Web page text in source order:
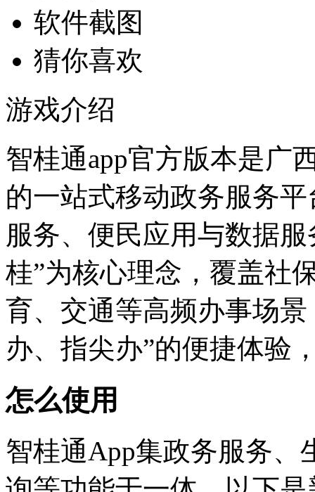
软件截图
猜你喜欢
游戏介绍
智桂通app官方版本是广
的一站式移动政务服务
服务、便民应用与数据
桂”为核心理念，覆盖社
育、交通等高频办事场
办、指尖办”的便捷体验
怎么使用
智桂通App集政务服务、